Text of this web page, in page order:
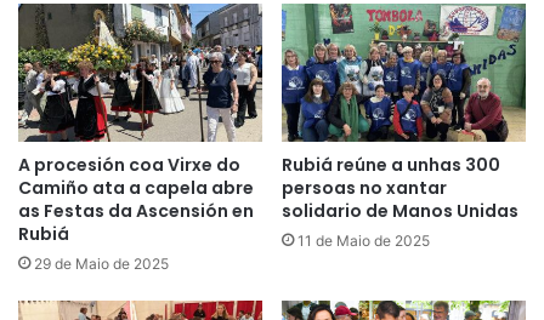
A procesión coa Virxe do
Camiño ata a capela abre
as Festas da Ascensión en
Rubiá
29 de Maio de 2025
Rubiá reúne a unhas 300
persoas no xantar
solidario de Manos Unidas
11 de Maio de 2025